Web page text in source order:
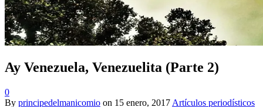
Ay Venezuela, Venezuelita (Parte 2)
0
By principedelmanicomio on 15 enero, 2017 Artículos periodísticos